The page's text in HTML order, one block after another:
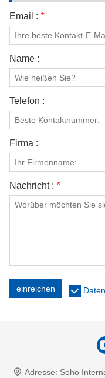
Email : *
Name :
Telefon :
Firma :
Nachricht : *
einreichen
Adresse: Soho